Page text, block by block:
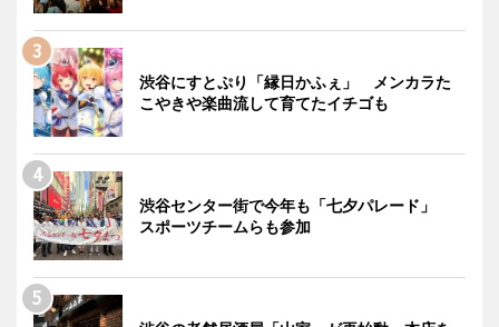
渋谷にすとぷり「縁日かふぇ」 メンカラた
こやきや楽曲流して育てたイチゴも
渋谷センター街で今年も「七夕パレード」
スポーツチームらも参加